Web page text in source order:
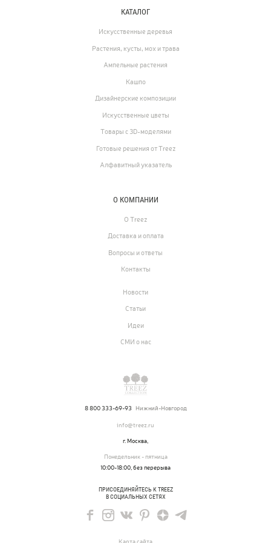
КАТАЛОГ
Искусственные деревья
Растения, кусты, мох и трава
Ампельные растения
Кашпо
Дизайнерские композиции
Искусственные цветы
Товары с 3D-моделями
Готовые решения от Treez
Алфавитный указатель
О КОМПАНИИ
О Treez
Доставка и оплата
Вопросы и ответы
Контакты
Новости
Статьи
Идеи
СМИ о нас
8 800 333-69-93 Нижний-Новгород
info@treez.ru
г. Москва,
Понедельник - пятница
10:00-18:00, без перерыва
ПРИСОЕДИНЯЙТЕСЬ К TREEZ
В СОЦИАЛЬНЫХ СЕТЯХ
Алфавитный указатель